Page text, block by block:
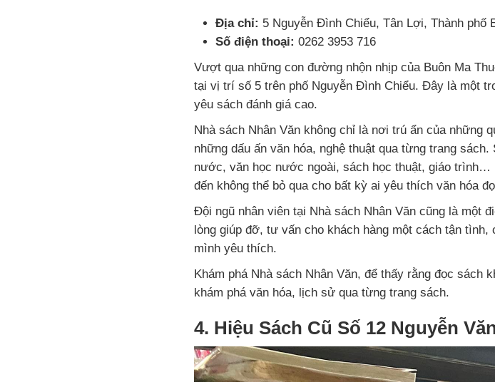
Địa chỉ: 5 Nguyễn Đình Chiểu, Tân Lợi, Thành phố
Số điện thoại: 0262 3953 716
Vượt qua những con đường nhộn nhịp của Buôn Ma
tại vị trí số 5 trên phố Nguyễn Đình Chiểu. Đây là một
yêu sách đánh giá cao.
Nhà sách Nhân Văn không chỉ là nơi trú ẩn của những
những dấu ấn văn hóa, nghệ thuật qua từng trang
nước, văn học nước ngoài, sách học thuật, giáo trình…
đến không thể bỏ qua cho bất kỳ ai yêu thích văn hóa
Đội ngũ nhân viên tại Nhà sách Nhân Văn cũng là một
lòng giúp đỡ, tư vấn cho khách hàng một cách tận
mình yêu thích.
Khám phá Nhà sách Nhân Văn, để thấy rằng đọc sách
khám phá văn hóa, lịch sử qua từng trang sách.
4. Hiệu Sách Cũ Số 12 Nguyễn